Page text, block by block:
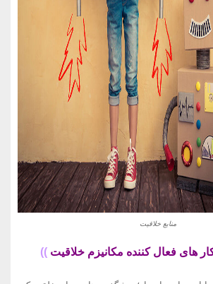
منابع خلاقیت
های فعال کننده مکانیزم خلاقیت ))